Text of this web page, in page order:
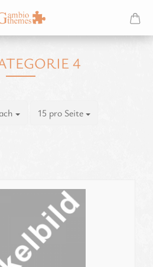
4
15 pro Seite
pro Seite